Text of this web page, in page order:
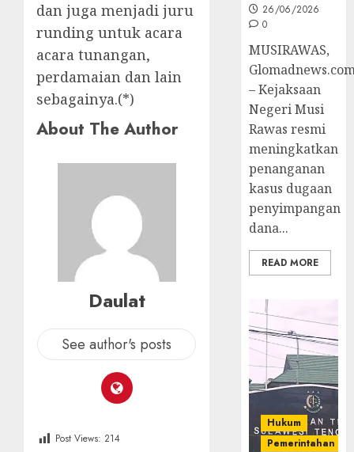
dan juga menjadi juru
runding untuk acara
acara tunangan,
perdamaian dan lain
sebagainya.(*)
About The Author
Daulat
See author's posts
Post Views: 214
26/06/2026
0
MUSIRAWAS,
– Kejaksaan
Negeri Musi
Rawas resmi
meningkatkan
penanganan
kasus dugaan
penyimpangan
dana...
READ MORE
Hukum
Pemerintahan